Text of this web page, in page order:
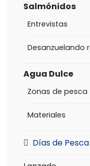
Salmónidos
Entrevistas
Desanzuelando
Agua Dulce
Zonas de pesca
Materiales
Días de Pesca